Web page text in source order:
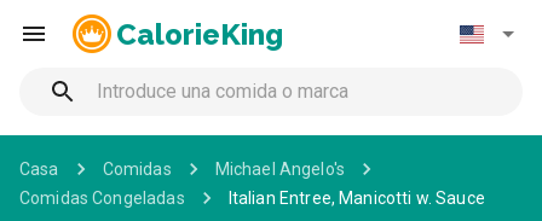
CalorieKing
Casa Comidas
Michael Angelo's
Comidas Congeladas
Italian Entree, Manicotti w. Sauce